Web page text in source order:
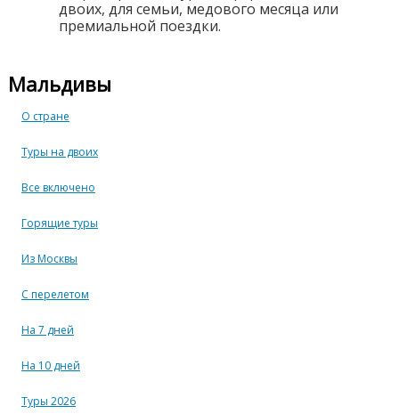
двоих, для семьи, медового месяца или
премиальной поездки.
Мальдивы
О стране
Туры на двоих
Все включено
Горящие туры
Из Москвы
С перелетом
На 7 дней
На 10 дней
Туры 2026